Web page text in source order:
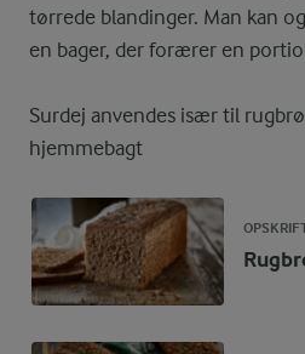
tørrede blandinger. Man kan
en bager, der forærer en
Surdej anvendes især til
hjemmebagt